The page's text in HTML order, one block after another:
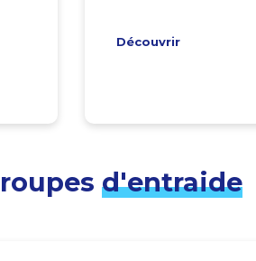
Découvrir
d'entraide